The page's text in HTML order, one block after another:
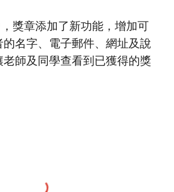
獎章添加了新功能，增加可
名字、電子郵件、網址及說
老師及同學查看到已獲得的獎